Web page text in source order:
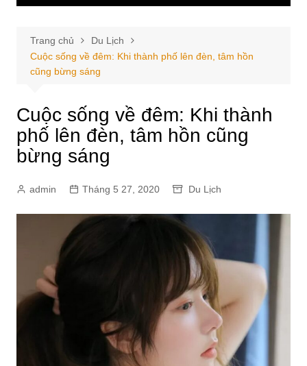
Trang chủ
Du Lịch
Cuộc sống về đêm: Khi thành phố lên đèn, tâm hồn
cũng bừng sáng
Cuộc sống về đêm: Khi thành
phố lên đèn, tâm hồn cũng
bừng sáng
admin Tháng 5 27, 2020 Du Lịch